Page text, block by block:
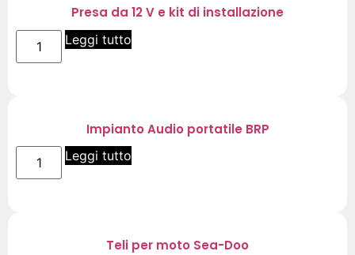
Presa da 12 V e kit di installazione
Leggi tutto
Impianto Audio portatile BRP
Leggi tutto
Teli per moto Sea-Doo